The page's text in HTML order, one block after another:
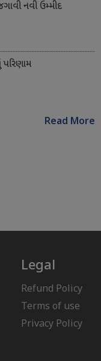
નવી ઉમ્મીદ
Read More
Legal
Refund Policy
Terms of use
Privacy Policy